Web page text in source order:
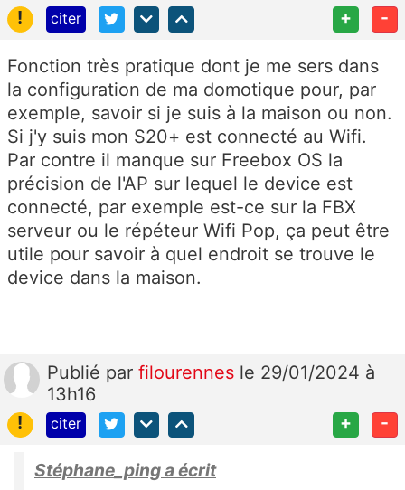
!
citer + -
Fonction très pratique dont je me sers dans
la configuration de ma domotique pour, par
exemple, savoir si je suis à la maison ou non.
Si j'y suis mon S20+ est connecté au Wifi.
Par contre il manque sur Freebox OS la
précision de l'AP sur lequel le device est
connecté, par exemple est-ce sur la FBX
serveur ou le répéteur Wifi Pop, ça peut être
utile pour savoir à quel endroit se trouve le
device dans la maison.
Publié par filourennes le 29/01/2024 à
13h16
!
citer + -
Stéphane_ping a écrit